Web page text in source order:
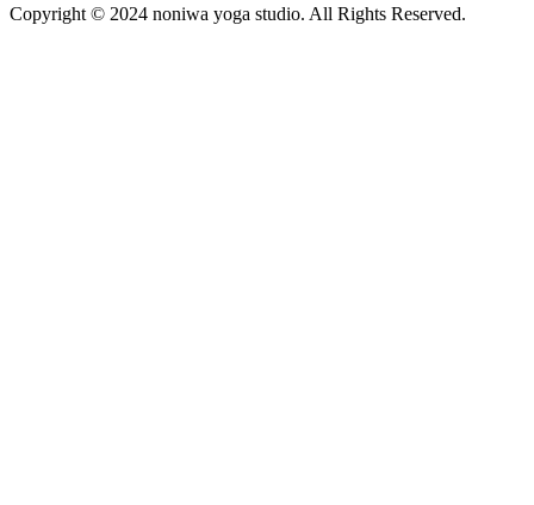
Copyright © 2024 noniwa yoga studio. All Rights Reserved.